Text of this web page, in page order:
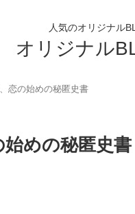
人気のオリジナル
オリジナル
恋の始めの秘匿史書
めの秘匿史書